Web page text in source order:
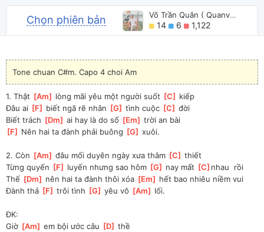
Chọn phiên bản Võ Trần Quân ( Quanvrox )
14 6 1,122
Tone chuan C#m. Capo 4 choi Am
1. Thật [Am lòng mãi yêu một người suốt [C
kiếp
Đâu ai [F biết ngã rẽ nhân [G ] tình cuộc [C ] đời
Biết trách [Dm ] ai hay là do số [Em ] trời an bài
[F Nên hai ta đành phải buông [G ] xuôi.
2. Còn [Am ] đâu mối duyên ngày xưa thắm [C ] thiết
Từng quyến [F luyến nhưng sao hôm [G nay mất [C ]nhau  rồi
Thế [Dm nên hai ta đành thôi xóa [Em
hết bao nhiêu niềm vui
Đành thả [F ] trôi tình [G ] yêu vô [Am lối.
ĐK:
Giờ [Am ] em bội ước câu [D ] thề